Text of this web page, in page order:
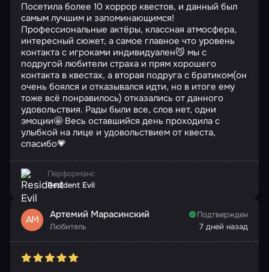
Посетила более 10 хоррор квестов, и данный был
самым лучшим и запоминающимся!
Профессиональные актёры, классная атмосфера,
интересный сюжет, а самое главное что уровень
контакта с игроками индивидуален😼 мы с
подругой любители страха и прям хорошего
контакта в квестах, а вторая подруга с братиком(он
очень боялся и отказывался идти, но в итоге ему
тоже всё понравилось) отказались от данного
удовольствия. Рады были все, слов нет, одни
эмоции🤩 Весь оставшийся день проходила с
улыбкой на лице и удовольствием от квеста,
спасибо💗
Перформанс
Resident Evil
АМ Артемий Марасинский
Любитель
Подтвержден
7 дней назад